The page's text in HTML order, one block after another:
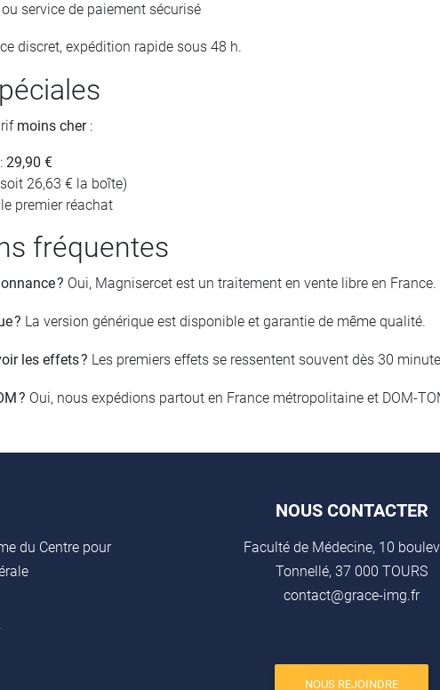
service de paiement sécurisé
discret, expédition rapide sous 48 h.
moins cher:
29,90 €
26,63 € la boîte)
premier réachat
fréquentes
? Oui, Magnisercet est un traitement en vente libre en France.
? La version générique est disponible et garantie de même qualité.
les effets ? Les premiers effets se ressentent souvent dès 30
? Oui, nous expédions partout en France métropolitaine et DOM-
du Centre pour
NOUS CONTACTER
Faculté de Médecine, 10
Tonnellé, 37 000 TOURS
contact@grace-img.fr
NOUS REJOINDRE